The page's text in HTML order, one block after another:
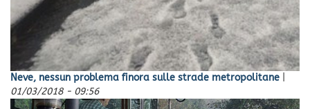
Neve, nessun problema finora sulle strade metropolitane
01/03/2018 - 09:56